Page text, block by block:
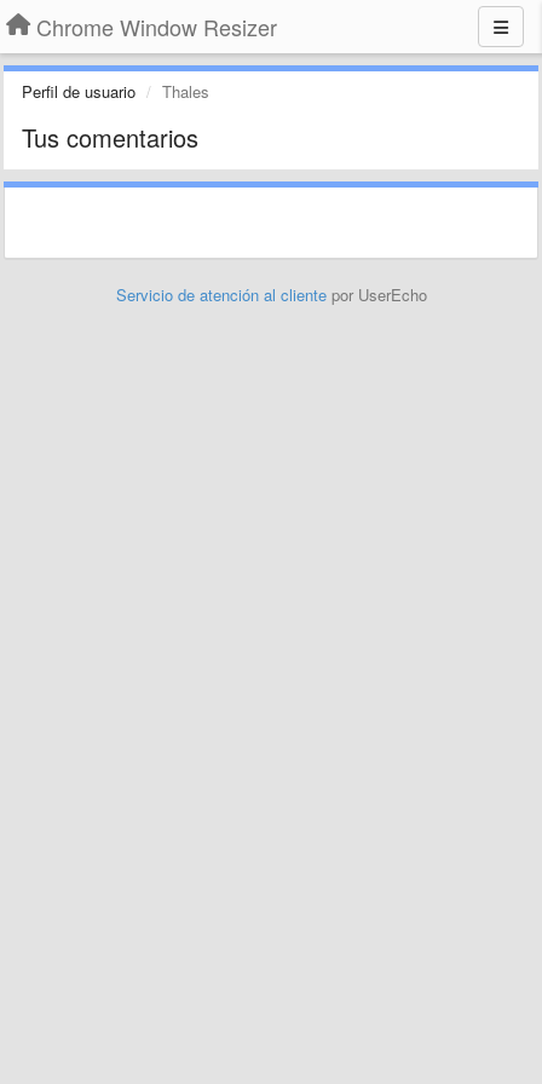
Chrome Window Resizer
Perfil de usuario Thales
Tus comentarios
Servicio de atención al cliente por UserEcho